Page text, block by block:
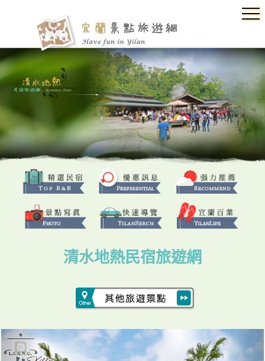
清水地熱民宿旅遊網